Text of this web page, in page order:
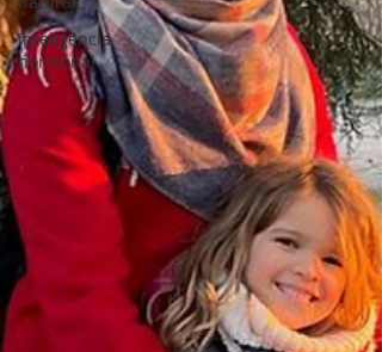
inteligência
hormonal